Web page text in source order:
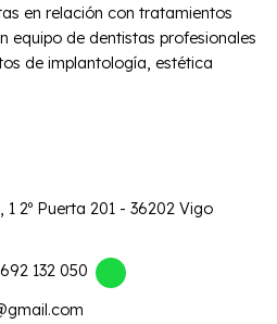
en relación con tratamientos
equipo de dentistas profesionales
de implantología, estética
1 2º Puerta 201 - 36202 Vigo
692 132 050